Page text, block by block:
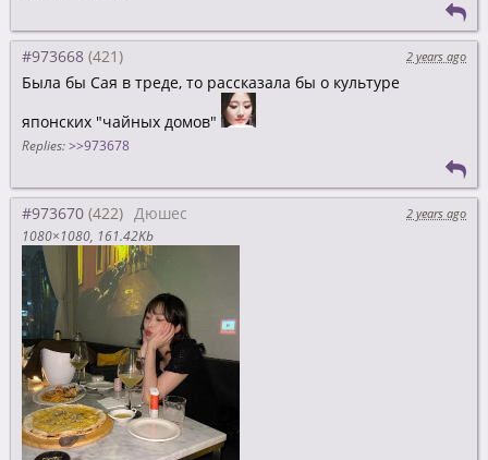
#973668 2 years ago
Была бы Сая в треде, то рассказала бы о культуре
японских "чайных домов"
Replies: >>973678
#973670 Дюшес
2 years ago
1080×1080 161.42Kb